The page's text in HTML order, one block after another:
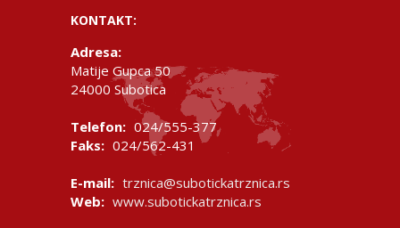
KONTAKT:
Adresa:
Matije Gupca 50
24000 Subotica
Telefon: 024/555-377
Faks: 024/562-431
E-mail: trznica@subotickatrznica.rs
Web: www.subotickatrznica.rs